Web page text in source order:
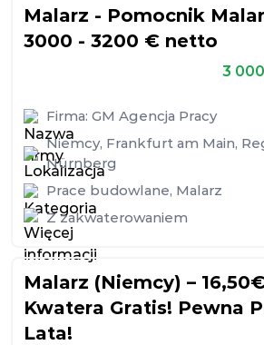
Malarz - Pomocnik
3000 - 3200 € netto
3
Firma: GM Agencja Pracy
Niemcy, Frankfurt am Main,
Nürnberg
Prace budowlane, Malarz
Z zakwaterowaniem
Malarz (Niemcy) –
Kwatera Gratis! Pewna
Lata!